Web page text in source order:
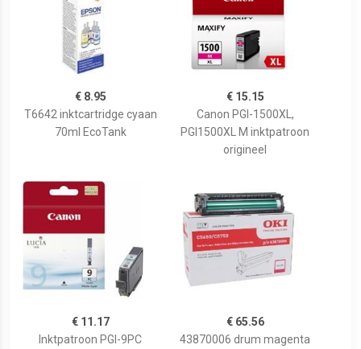
€ 8.95
T6642 inktcartridge cyaan
70ml EcoTank
€ 15.15
Canon PGI-1500XL,
PGI1500XL M inktpatroon
origineel
€ 11.17
Inktpatroon PGI-9PC
€ 65.56
43870006 drum magenta